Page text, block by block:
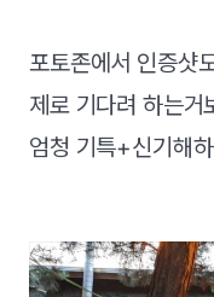
포토존에서 인증샷
제로 기다려 하는거
엄청 기특+신기해